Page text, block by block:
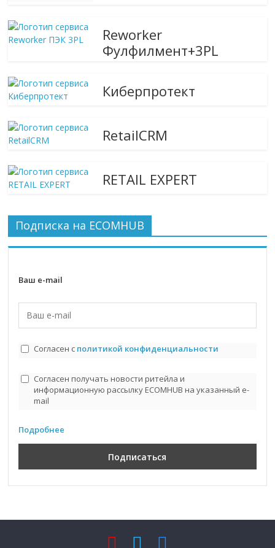
Reworker
Фулфилмент+3PL
Киберпротект
RetailCRM
RETAIL EXPERT
Подписка на ECOMHUB
Ваш e-mail
Согласен с политикой конфиденциальности
Согласен получать новости ритейла и
информационную рассылку ECOMHUB на указанный e-
mail
Подробнее